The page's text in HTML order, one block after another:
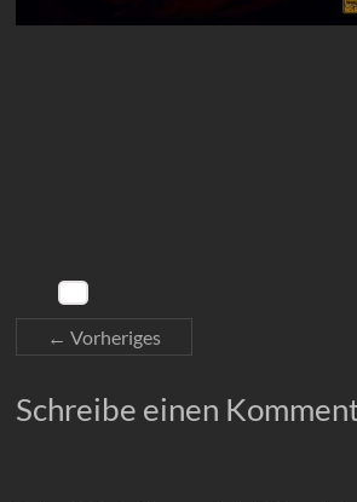
← Vorheriges
Schreibe einen